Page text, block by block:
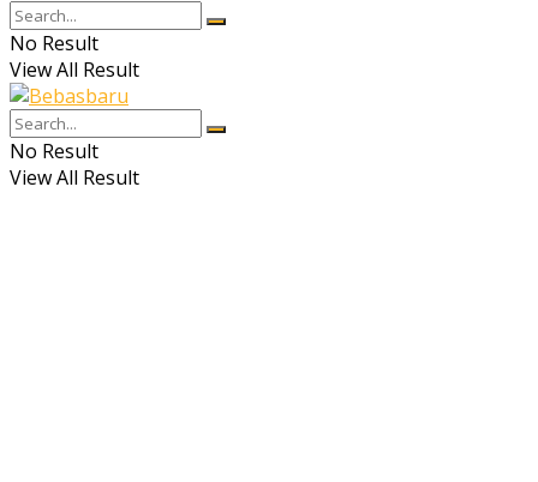
No Result
View All Result
No Result
View All Result